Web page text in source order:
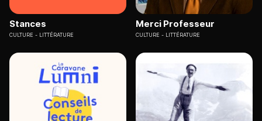
Stances
CULTURE LITTÉRATURE
Merci Professeur
CULTURE LITTÉRATURE